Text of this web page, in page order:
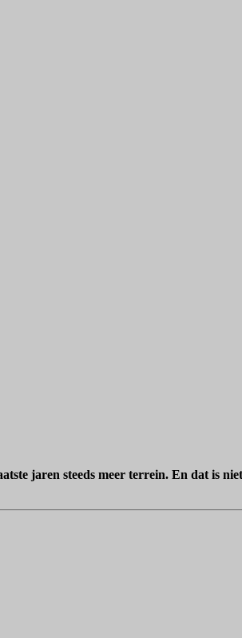
jaren steeds meer terrein. En dat is